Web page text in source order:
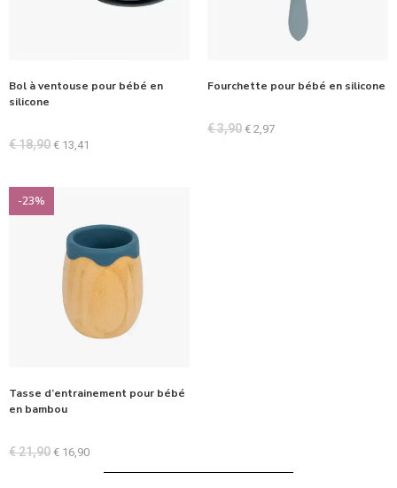
Bol à ventouse pour bébé en
silicone
€18,90 € 13,41
Fourchette pour bébé en silicone
€3,90 € 2,97
-23%
Tasse d’entrainement pour bébé
en bambou
€21,90 € 16,90